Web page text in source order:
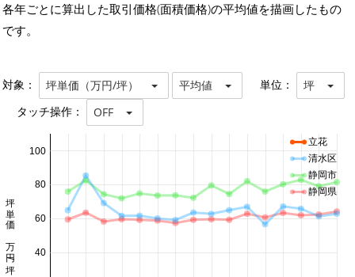
各年ごとに算出した取引価格(面積価格)の平均値を描画したもの
です。
対象： 坪単価（万円/坪） 平均値 単位： 坪
タッチ操作： OFF
40
60
80
100
坪単価 万円/坪
立花
清水区
静岡市
静岡県